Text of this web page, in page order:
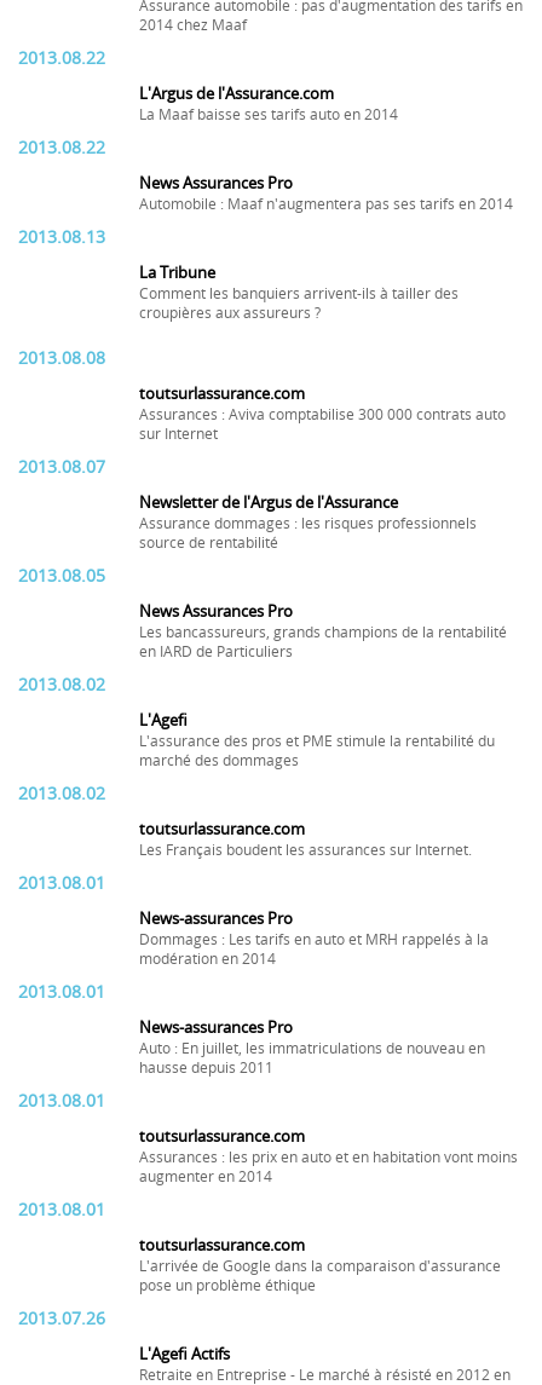
Assurance automobile : pas d'augmentation des tarifs en
2014 chez Maaf
2013.08.22
L'Argus de l'Assurance.com
La Maaf baisse ses tarifs auto en 2014
2013.08.22
News Assurances Pro
Automobile : Maaf n'augmentera pas ses tarifs en 2014
2013.08.13
La Tribune
Comment les banquiers arrivent-ils à tailler des
croupières aux assureurs ?
2013.08.08
toutsurlassurance.com
Assurances : Aviva comptabilise 300 000 contrats auto
sur Internet
2013.08.07
Newsletter de l'Argus de l'Assurance
Assurance dommages : les risques professionnels
source de rentabilité
2013.08.05
News Assurances Pro
Les bancassureurs, grands champions de la rentabilité
en IARD de Particuliers
2013.08.02
L'Agefi
L'assurance des pros et PME stimule la rentabilité du
marché des dommages
2013.08.02
toutsurlassurance.com
Les Français boudent les assurances sur Internet.
2013.08.01
News-assurances Pro
Dommages : Les tarifs en auto et MRH rappelés à la
modération en 2014
2013.08.01
News-assurances Pro
Auto : En juillet, les immatriculations de nouveau en
hausse depuis 2011
2013.08.01
toutsurlassurance.com
Assurances : les prix en auto et en habitation vont moins
augmenter en 2014
2013.08.01
toutsurlassurance.com
L'arrivée de Google dans la comparaison d'assurance
pose un problème éthique
2013.07.26
L'Agefi Actifs
Retraite en Entreprise - Le marché à résisté en 2012 en